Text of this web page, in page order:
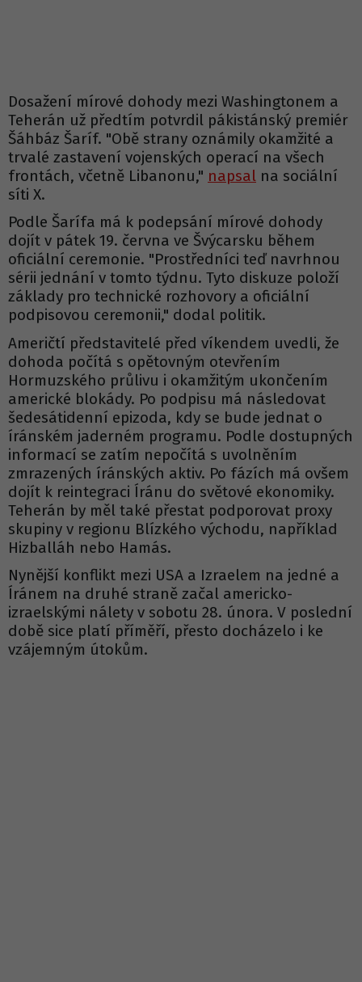
Dosažení mírové dohody mezi Washingtonem a
Teherán už předtím potvrdil pákistánský premiér
Šáhbáz Šaríf. "Obě strany oznámily okamžité a
trvalé zastavení vojenských operací na všech
frontách, včetně Libanonu," napsal na sociální
síti X.
Podle Šarífa má k podepsání mírové dohody
dojít v pátek 19. června ve Švýcarsku během
oficiální ceremonie. "Prostředníci teď navrhnou
sérii jednání v tomto týdnu. Tyto diskuze položí
základy pro technické rozhovory a oficiální
podpisovou ceremonii," dodal politik.
Američtí představitelé před víkendem uvedli, že
dohoda počítá s opětovným otevřením
Hormuzského průlivu i okamžitým ukončením
americké blokády. Po podpisu má následovat
šedesátidenní epizoda, kdy se bude jednat o
íránském jaderném programu. Podle dostupných
informací se zatím nepočítá s uvolněním
zmrazených íránských aktiv. Po fázích má ovšem
dojít k reintegraci Íránu do světové ekonomiky.
Teherán by měl také přestat podporovat proxy
skupiny v regionu Blízkého východu, například
Hizballáh nebo Hamás.
Nynější konflikt mezi USA a Izraelem na jedné a
Íránem na druhé straně začal americko-
izraelskými nálety v sobotu 28. února. V poslední
době sice platí příměří, přesto docházelo i ke
vzájemným útokům.